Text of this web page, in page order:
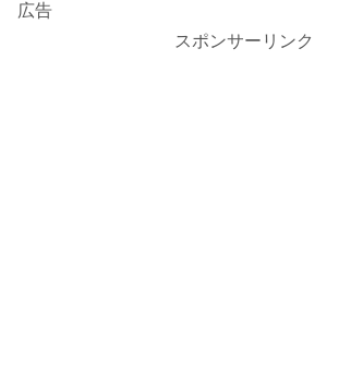
広告
スポンサーリンク